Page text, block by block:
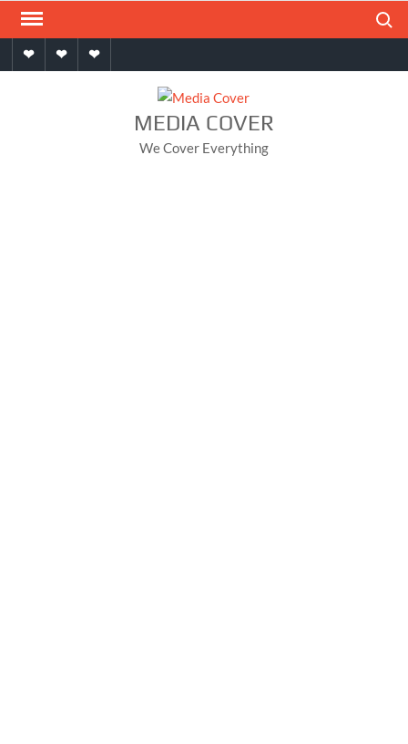
Skip
contentHomeAboutContact
MEDIA COVER
We Cover Everything